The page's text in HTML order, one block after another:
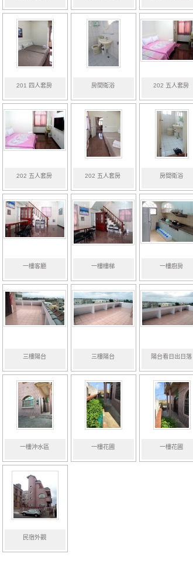
201 四人套房 房間衛浴 202 五人套房
202 五人套房 202 五人套房 房間衛浴
一樓客廳 一樓樓梯 一樓廚房
三樓陽台 三樓陽台 陽台看日出日落
一樓沖水區 一樓花圃 一樓花圃
民宿外觀